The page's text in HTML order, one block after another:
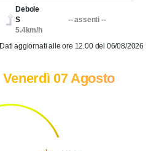
Debole
S
5.4km/h
-- assenti --
Dati aggiornati alle ore 12.00 del 06/08/2026
Venerdì 07 Agosto